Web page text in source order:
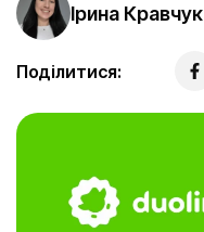
Ірина Кравчук
Поділитися: